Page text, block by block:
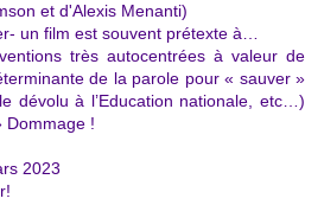
et d'Alexis Menanti)
un film est souvent prétexte à…
très autocentrées à valeur de
de la parole pour « sauver »
dévolu à l’Education nationale, etc…)
Dommage !
2023